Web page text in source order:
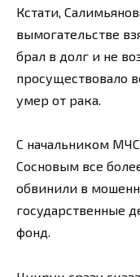
Кстати,
вымогательстве
брал в долг и не
просуществовало
умер от рака.
С начальником
Сосновым все
обвинили в
государственные
фонд.